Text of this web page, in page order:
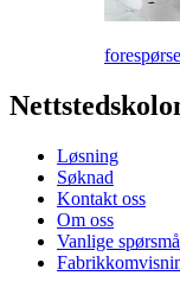
Løsning
Søknad
Kontakt oss
Om oss
Vanlige